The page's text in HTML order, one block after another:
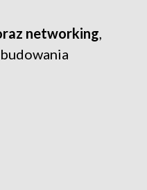
networking,